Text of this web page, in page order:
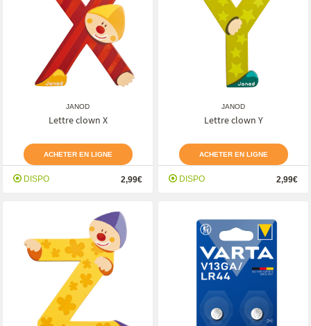
JANOD
Lettre clown X
ACHETER EN LIGNE
DISPO 2,99€
JANOD
Lettre clown Y
ACHETER EN LIGNE
DISPO 2,99€